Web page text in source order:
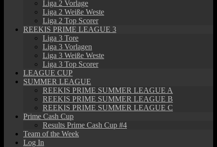
Liga 2 Vorlage
Liga 2 Weiße Weste
Liga 2 Top Scorer
REEKIS PRIME LEAGUE 3
Liga 3 Tore
Liga 3 Vorlagen
Liga 3 Weiße Weste
Liga 3 Top Scorer
LEAGUE CUP
SUMMER LEAGUE
REEKIS PRIME SUMMER LEAGUE A
REEKIS PRIME SUMMER LEAGUE B
REEKIS PRIME SUMMER LEAGUE C
Prime Cash Cup
Results Prime Cash Cup #4
Team of the Week
Log In